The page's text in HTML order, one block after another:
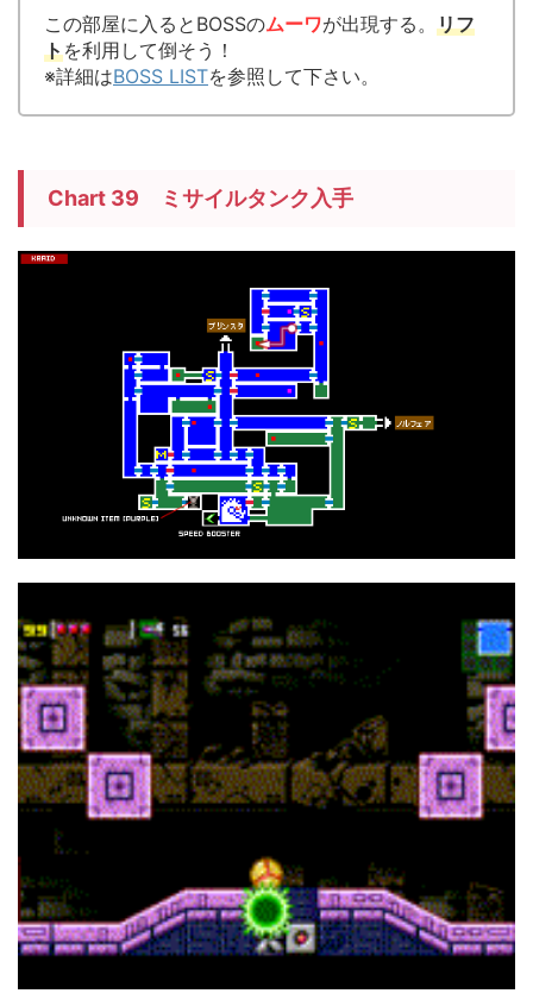
この部屋に入るとBOSSのムーワが出現する。 リフ
トを利用して倒そう！
※詳細はBOSS LISTを参照して下さい。
Chart 39 ミサイルタンク入手